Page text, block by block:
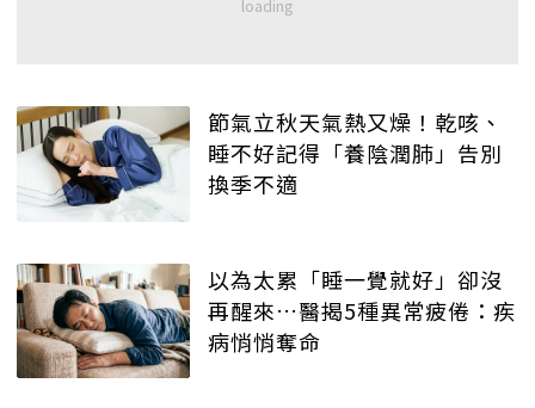
節氣立秋天氣熱又燥！乾咳、
睡不好記得「養陰潤肺」告別
換季不適
以為太累「睡一覺就好」卻沒
再醒來…醫揭5種異常疲倦：疾
病悄悄奪命